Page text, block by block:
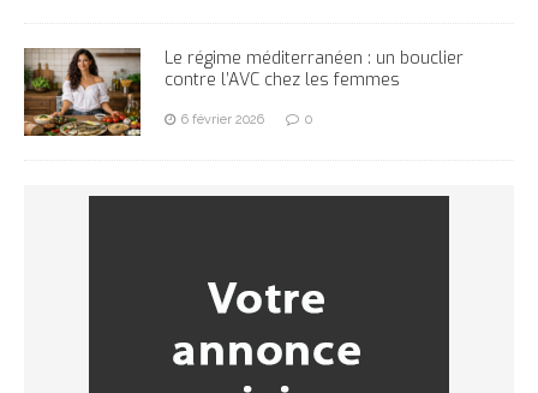
Le régime méditerranéen : un bouclier
contre l’AVC chez les femmes
6 février 2026 0